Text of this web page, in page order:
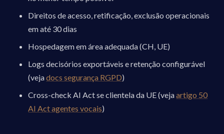
Direitos de acesso, retificação, exclusão operacionais
em até 30 dias
Hospedagem em área adequada (CH, UE)
Logs decisórios exportáveis e retenção configurável
(vejadocs segurança RGPD)
Cross-check AI Act se clientela da UE (vejaartigo 50
AI Act agentes vocais)